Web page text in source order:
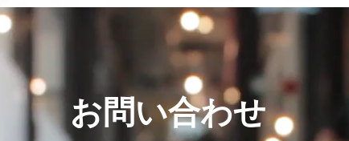
お問い合わせ